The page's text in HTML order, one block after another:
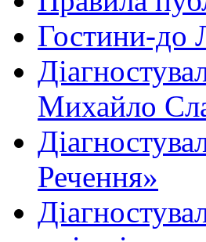
Гостини-до
Михайло
Речення»